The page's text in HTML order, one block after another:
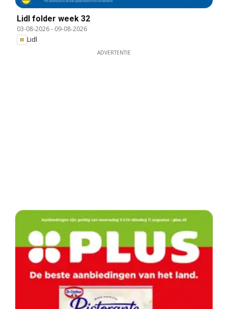
Lidl folder week 32
03-08-2026- 09-08-2026
Lidl
ADVERTENTIE